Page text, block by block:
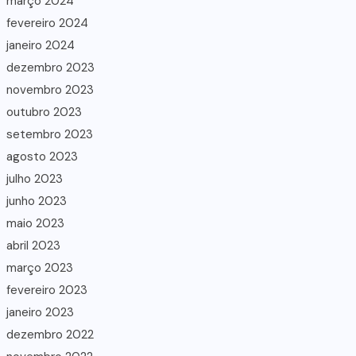
fevereiro 2024
janeiro 2024
dezembro 2023
novembro 2023
outubro 2023
setembro 2023
agosto 2023
julho 2023
junho 2023
maio 2023
abril 2023
março 2023
fevereiro 2023
janeiro 2023
dezembro 2022